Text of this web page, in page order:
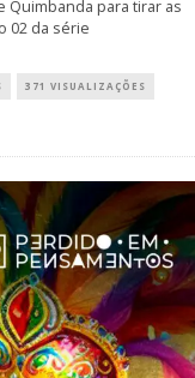
Quimbanda para tirar as
02 da série
371 VISUALIZAÇÕES